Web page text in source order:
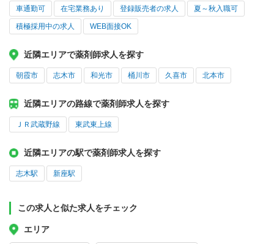
車通勤可 在宅業務あり 登録販売者の求人 夏～秋入職可
積極採用中の求人 WEB面接OK
近隣エリアで薬剤師求人を探す
朝霞市 志木市 和光市 桶川市 久喜市 北本市
近隣エリアの路線で薬剤師求人を探す
ＪＲ武蔵野線 東武東上線
近隣エリアの駅で薬剤師求人を探す
志木駅 新座駅
この求人と似た求人をチェック
エリア